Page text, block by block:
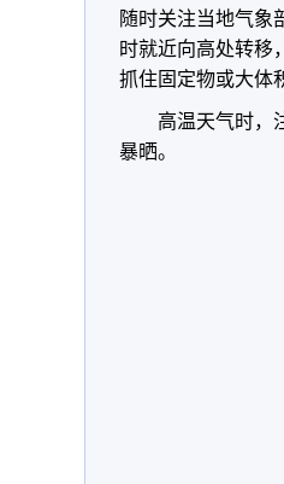
随时关注当地气象
时就近向高处转移
抓住固定物或大体
高温天气时，
暴晒。